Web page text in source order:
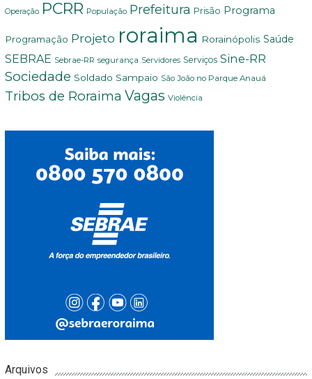
Operação PCRR População Prefeitura Prisão Programa
Programação Projeto roraima Rorainópolis Saúde
SEBRAE Sebrae-RR segurança Servidores Serviços Sine-RR
Sociedade Soldado Sampaio São João no Parque Anauá
Tribos de Roraima Vagas Violência
Arquivos